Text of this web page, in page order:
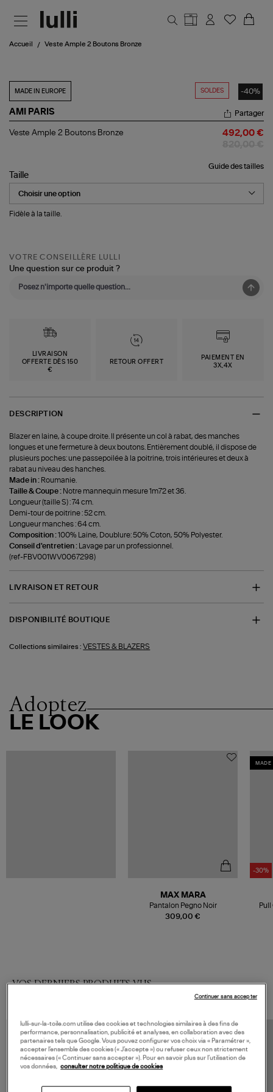
Accueil Veste Ample 2 Boutons Bronze
SOLDES -40%
MADE IN EUROPE
AMI PARIS
Veste
Bronze
Partager
Veste Ample 2 Boutons Bronze 492,00 €
Guide des tailles
Taille
Fidèle à la taille.
VOTRE CONSEILLÈRE LULLI
Une question sur ce produit ?
LIVRAISON
OFFERTE DÈS 150
€
RETOUR OFFERT
PAIEMENT EN
3X,4X
DESCRIPTION
Blazer en laine, à coupe droite. Il présente un col à rabat, des manches
longues et une fermeture à deux boutons. Entièrement doublé, il dispose de
plusieurs poches: une passepoilée à la poitrine, trois intérieures et deux à
rabat au niveau des hanches.
Made in : Roumanie.
Taille & Coupe : Notre mannequin mesure 1m72 et 36.
Longueur (taille S) : 74 cm.
Demi-tour de poitrine : 52 cm.
Longueur manches : 64 cm.
Composition :100% Laine, Doublure: 50% Coton, 50% Polyester.
Conseil d'entretien :
Lavage par un professionnel.
(ref-FBV001WV0067298)
LIVRAISON ET RETOUR
DISPONIBILITÉ BOUTIQUE
Collections similaires : VESTES & BLAZERS
Adoptez
LE LOOK
309,00 €
MAX MARA
Pantalon Pegno Noir
MADE
-30%
VOS DERNIERS PRODUITS VUS
lulli-sur-la-toile.com utilise des cookies et technologies similaires à des fins de
performance, personnalisation, publicité et analyses, en collaboration avec des
partenaires tels que Google. Vous pouvez configurer vos choix via « Paramétrer »,
accepter l’ensemble des cookies (« J’accepte ») ou refuser ceux non strictement
nécessaires (« Continuer sans accepter »). Pour en savoir plus sur l’utilisation de
vos données, consulter notre politique de cookies
Continuer sans accepter